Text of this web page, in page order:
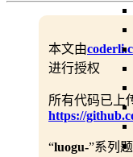
本文由
进行授权
所有代码已上
https://
“luogu-”系列